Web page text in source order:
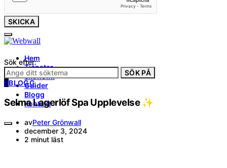
SKICKA
Hem
Tjänster
ekonomi
Guider
Blogg
Kontakt
Sök efter:
SÖK PÅ
BBLOGG
Selma Lagerlöf Spa Upplevelse ✨
avPeter Grönwall
december 3, 2024
2 minut läst